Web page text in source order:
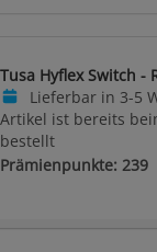
Tusa Hyflex Switch -
Lieferbar in 3-5
Artikel ist bereits
bestellt
Prämienpunkte: 239